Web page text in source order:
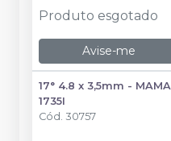
Produto esgotado
Avise-me
17° 4.8 x 3,5mm - MAMA
1735I
Cód. 30757